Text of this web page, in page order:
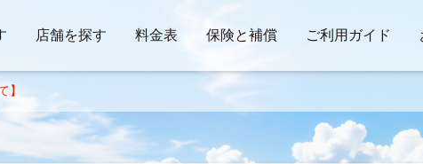
店舗を探す 料金表 保険と補償 ご利用ガイド
】